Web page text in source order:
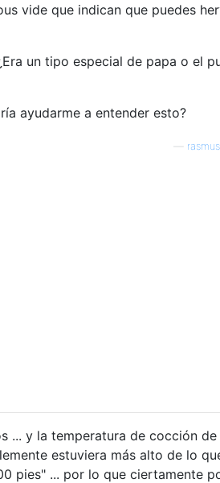
vide que indican que puedes
un tipo especial de papa o el
ayudarme a entender esto?
... y la temperatura de cocción de
estuviera más alto de lo
pies" ... por lo que ciertamente